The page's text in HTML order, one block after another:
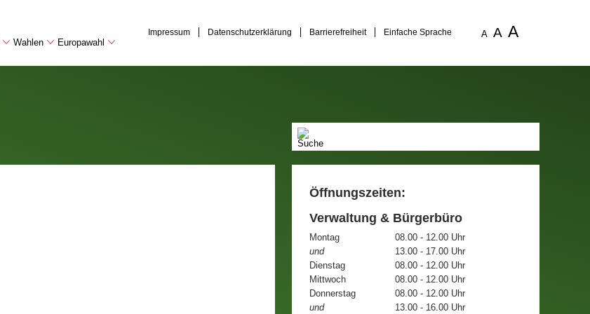
Wahlen Europawahl
Impressum Datenschutzerklärung Barrierefreiheit Einfache Sprache A A A
Öffnungszeiten:
Verwaltung & Bürgerbüro
Montag
08.00 - 12.00 Uhr
und
13.00 - 17.00 Uhr
Dienstag
08.00 - 12.00 Uhr
Mittwoch
08.00 - 12.00 Uhr
Donnerstag
08.00 - 12.00 Uhr
und
13.00 - 16.00 Uhr